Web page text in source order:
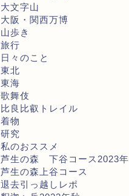
大文字山
大阪・関西万博
山歩き
旅行
日々のこと
東北
東海
歌舞伎
比良比叡トレイル
着物
研究
私のおススメ
芦生の森 下谷コース2023年
芦生の森上谷コース
退去引っ越しレポ